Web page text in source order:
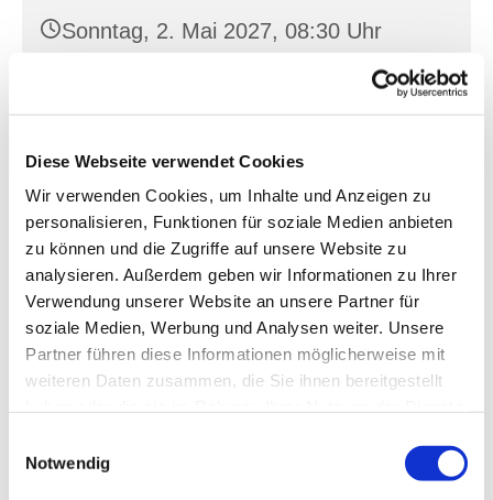
Diese Webseite verwendet Cookies
Wir verwenden Cookies, um Inhalte und Anzeigen zu
personalisieren, Funktionen für soziale Medien anbieten
zu können und die Zugriffe auf unsere Website zu
analysieren. Außerdem geben wir Informationen zu Ihrer
Verwendung unserer Website an unsere Partner für
soziale Medien, Werbung und Analysen weiter. Unsere
Partner führen diese Informationen möglicherweise mit
weiteren Daten zusammen, die Sie ihnen bereitgestellt
Notwendig
Sonntag, 2. Mai 2027, 08:30 Uhr
Golzow, Bahnhofstraße 14, 15328
Golzow